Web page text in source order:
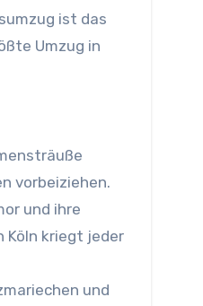
ist das
Umzug in
vorbeiziehen.
und ihre
Köln kriegt jeder
und